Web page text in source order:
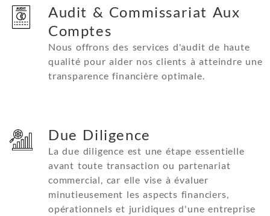
Audit & Commissariat Aux
Comptes
Nous offrons des services d'audit de haute
qualité pour aider nos clients à atteindre une
transparence financière optimale.
Due Diligence
La due diligence est une étape essentielle
avant toute transaction ou partenariat
commercial, car elle vise à évaluer
minutieusement les aspects financiers,
opérationnels et juridiques d'une entreprise